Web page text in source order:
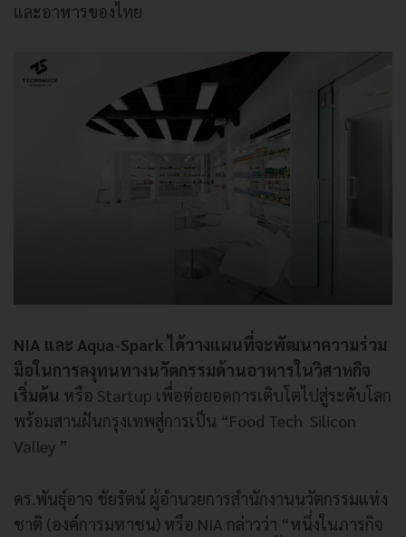
และอาหารของไทย
NIA และ Aqua-Spark ได้วางแผนที่จะพัฒนาความร่วม
มือในการลงุทนทางนวัตกรรมด้านอาหารในวิสาหกิจ
เริ่มต้น หรือ Startup เพื่อต่อยอดการเติบโตไปสู่ระดับโลก
พร้อมสานฝันกรุงเทพสู่การเป็น “Food Tech Silicon
Valley ”
ดร.พันธุ์อาจ ชัยรัตน์ ผู้อำนวยการสำนักงานนวัตกรรมแห่ง
ชาติ (องค์การมหาชน) หรือ NIA กล่าวว่า “หนึ่งในภารกิจ